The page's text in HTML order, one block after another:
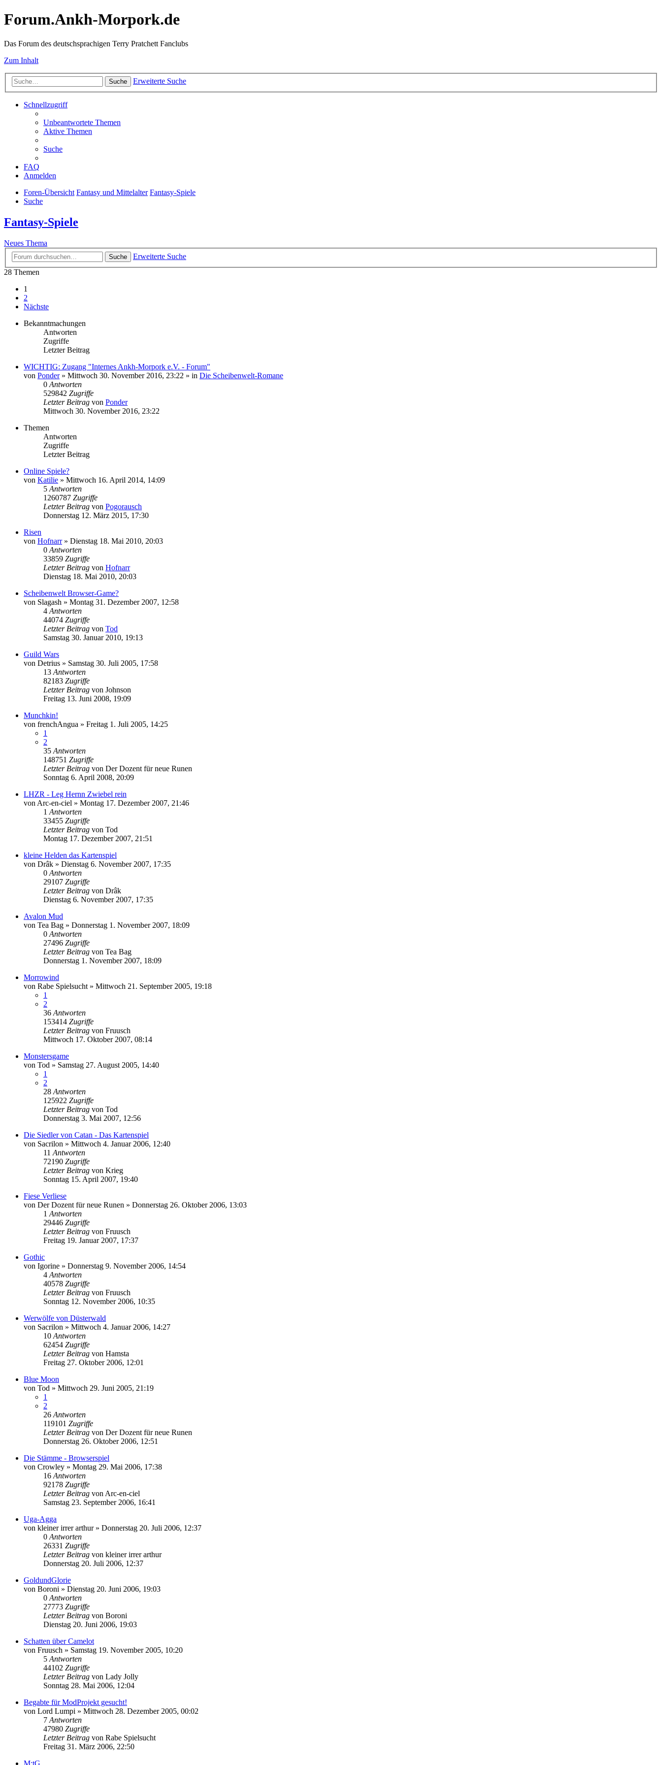
Forum.Ankh-Morpork.de
Das Forum des deutschsprachigen Terry Pratchett Fanclubs
Zum Inhalt
Suche Erweiterte Suche
Schnellzugriff
Unbeantwortete Themen
Aktive Themen
Suche
FAQ
Anmelden
Foren-Übersicht Fantasy und Mittelalter Fantasy-Spiele
Suche
Fantasy-Spiele
Neues Thema
Suche
Erweiterte Suche
28 Themen
1
2
Nächste
Bekanntmachungen
Antworten
Zugriffe
Letzter Beitrag
WICHTIG: Zugang "Internes Ankh-Morpork e.V. - Forum"
von Ponder» Mittwoch 30. November 2016, 23:22 » in Die Scheibenwelt-Romane
0 Antworten
529842 Zugriffe
Letzter Beitrag von Ponder
Mittwoch 30. November 2016, 23:22
Themen
Antworten
Zugriffe
Letzter Beitrag
Online Spiele?
von Katilie » Mittwoch 16. April 2014, 14:09
5 Antworten
1260787 Zugriffe
Letzter Beitrag von Pogorausch
Donnerstag 12. März 2015, 17:30
Risen
von Hofnarr» Dienstag 18. Mai 2010, 20:03
0 Antworten
33859 Zugriffe
Letzter Beitrag von Hofnarr
Dienstag 18. Mai 2010, 20:03
Scheibenwelt Browser-Game?
von Slagash » Montag 31. Dezember 2007, 12:58
4 Antworten
44074 Zugriffe
Letzter Beitrag von Tod
Samstag 30. Januar 2010, 19:13
Guild Wars
von Detrius » Samstag 30. Juli 2005, 17:58
13 Antworten
82183 Zugriffe
Letzter Beitrag von Johnson
Freitag 13. Juni 2008, 19:09
Munchkin!
von frenchAngua » Freitag 1. Juli 2005, 14:25
1
2
35 Antworten
148751 Zugriffe
Letzter Beitrag von Der Dozent für neue Runen
Sonntag 6. April 2008, 20:09
LHZR - Leg Hernn Zwiebel rein
von Arc-en-ciel » Montag 17. Dezember 2007, 21:46
1 Antworten
33455 Zugriffe
Letzter Beitrag von Tod
Montag 17. Dezember 2007, 21:51
kleine Helden das Kartenspiel
von Drâk » Dienstag 6. November 2007, 17:35
0 Antworten
29107 Zugriffe
Letzter Beitrag von Drâk
Dienstag 6. November 2007, 17:35
Avalon Mud
von Tea Bag » Donnerstag 1. November 2007, 18:09
0 Antworten
27496 Zugriffe
Letzter Beitrag von Tea Bag
Donnerstag 1. November 2007, 18:09
Morrowind
von Rabe Spielsucht » Mittwoch 21. September 2005, 19:18
1
2
36 Antworten
153414 Zugriffe
Letzter Beitrag von Fruusch
Mittwoch 17. Oktober 2007, 08:14
Monstersgame
von Tod » Samstag 27. August 2005, 14:40
1
2
28 Antworten
125922 Zugriffe
Letzter Beitrag von Tod
Donnerstag 3. Mai 2007, 12:56
Die Siedler von Catan - Das Kartenspiel
von Sacrilon » Mittwoch 4. Januar 2006, 12:40
11 Antworten
72190 Zugriffe
Letzter Beitrag von Krieg
Sonntag 15. April 2007, 19:40
Fiese Verliese
von Der Dozent für neue Runen » Donnerstag 26. Oktober 2006, 13:03
1 Antworten
29446 Zugriffe
Letzter Beitrag von Fruusch
Freitag 19. Januar 2007, 17:37
Gothic
von Igorine » Donnerstag 9. November 2006, 14:54
4 Antworten
40578 Zugriffe
Letzter Beitrag von Fruusch
Sonntag 12. November 2006, 10:35
Werwölfe von Düsterwald
von Sacrilon » Mittwoch 4. Januar 2006, 14:27
10 Antworten
62454 Zugriffe
Letzter Beitrag von Hamsta
Freitag 27. Oktober 2006, 12:01
Blue Moon
von Tod » Mittwoch 29. Juni 2005, 21:19
1
2
26 Antworten
119101 Zugriffe
Letzter Beitrag von Der Dozent für neue Runen
Donnerstag 26. Oktober 2006, 12:51
Die Stämme - Browserspiel
von Crowley » Montag 29. Mai 2006, 17:38
16 Antworten
92178 Zugriffe
Letzter Beitrag von Arc-en-ciel
Samstag 23. September 2006, 16:41
Uga-Agga
von kleiner irrer arthur» Donnerstag 20. Juli 2006, 12:37
0 Antworten
26331 Zugriffe
Letzter Beitrag von kleiner irrer arthur
Donnerstag 20. Juli 2006, 12:37
GoldundGlorie
von Boroni » Dienstag 20. Juni 2006, 19:03
0 Antworten
27773 Zugriffe
Letzter Beitrag von Boroni
Dienstag 20. Juni 2006, 19:03
Schatten über Camelot
von Fruusch » Samstag 19. November 2005, 10:20
5 Antworten
44102 Zugriffe
Letzter Beitrag von Lady Jolly
Sonntag 28. Mai 2006, 12:04
Begabte für ModProjekt gesucht!
von Lord Lumpi » Mittwoch 28. Dezember 2005, 00:02
7 Antworten
47980 Zugriffe
Letzter Beitrag von Rabe Spielsucht
Freitag 31. März 2006, 22:50
M:tG